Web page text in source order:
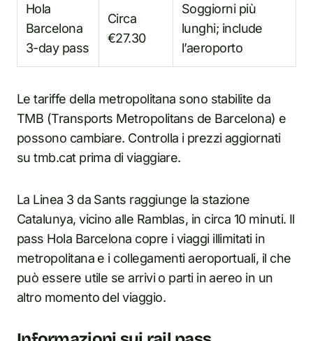
Hola
Barcelona
3-day pass
Circa
€27.30
Soggiorni più
lunghi; include
l’aeroporto
Le tariffe della metropolitana sono stabilite da
TMB (Transports Metropolitans de Barcelona) e
possono cambiare. Controlla i prezzi aggiornati
su tmb.cat prima di viaggiare.
La Linea 3 da Sants raggiunge la stazione
Catalunya, vicino alle Ramblas, in circa 10 minuti. Il
pass Hola Barcelona copre i viaggi illimitati in
metropolitana e i collegamenti aeroportuali, il che
può essere utile se arrivi o parti in aereo in un
altro momento del viaggio.